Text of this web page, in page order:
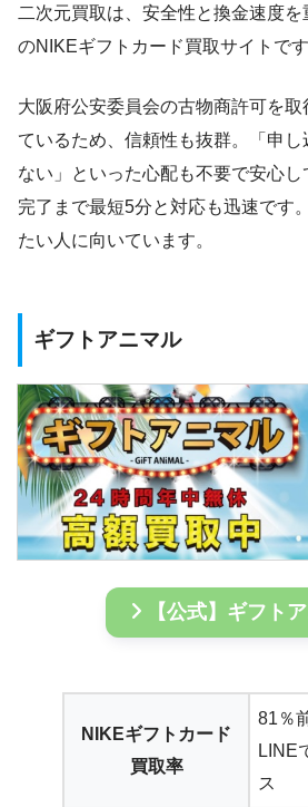
二次元買取は、安全性と換金速度
のNIKEギフトカード買取サイトです
大阪府公安委員会の古物商許可を
ているため、信頼性も抜群。「申
ない」といった心配も不要で安心
完了まで最短5分と対応も迅速です
たい人に向いています。
ギフトアニマル
【公式】ギフト
NIKEギフトカード
買取率
81％
LINE
ス